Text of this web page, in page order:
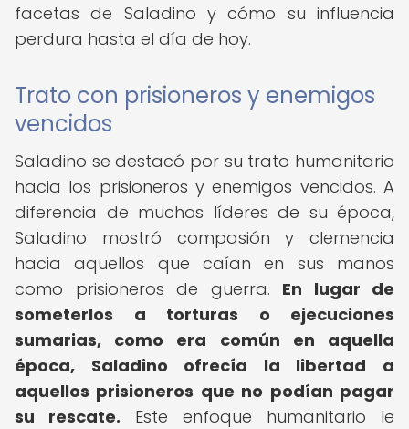
facetas de Saladino y cómo su influencia
perdura hasta el día de hoy.
Trato con prisioneros y enemigos
vencidos
Saladino se destacó por su trato humanitario
hacia los prisioneros y enemigos vencidos. A
diferencia de muchos líderes de su época,
Saladino mostró compasión y clemencia
hacia aquellos que caían en sus manos
como prisioneros de guerra. En lugar de
someterlos a torturas o ejecuciones
sumarias, como era común en aquella
época, Saladino ofrecía la libertad a
aquellos prisioneros que no podían pagar
su rescate. Este enfoque humanitario le